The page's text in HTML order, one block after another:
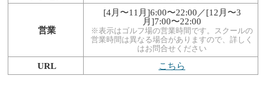
営業
[4月〜11月]6:00〜22:00／[12月〜3
月]7:00〜22:00
※表示はゴルフ場の営業時間です。スクールの
営業時間は異なる場合がありますので、詳しく
はお問合せください
URL こちら